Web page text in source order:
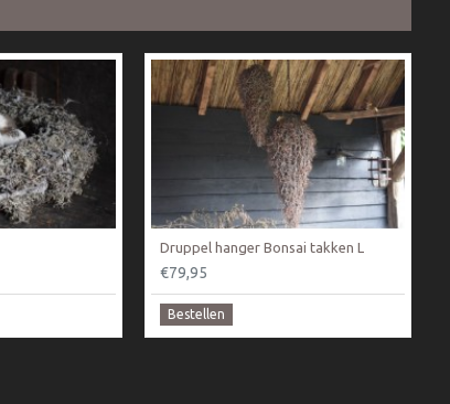
Druppel hanger Bonsai takken L
€79,95
Bestellen